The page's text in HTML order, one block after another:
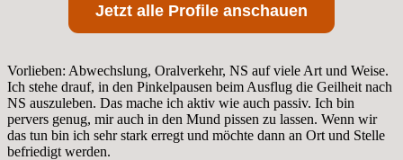
Jetzt alle Profile anschauen
Vorlieben: Abwechslung, Oralverkehr, NS auf viele Art und Weise.
Ich stehe drauf, in den Pinkelpausen beim Ausflug die Geilheit nach
NS auszuleben. Das mache ich aktiv wie auch passiv. Ich bin
pervers genug, mir auch in den Mund pissen zu lassen. Wenn wir
das tun bin ich sehr stark erregt und möchte dann an Ort und Stelle
befriedigt werden.